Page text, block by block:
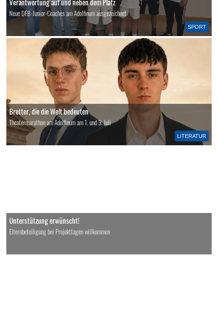
SPORT
Verantwortung auf und neben dem Platz
Neue DFB-Junior-Coaches am Adolfinum ausgezeichnet
LITERATUR
Bretter, die die Welt bedeuten
Theatermarathon am Adolfinum am 1. und 3. Juli
Unterstützung erwünscht!
Elternbeteiligung bei Projekttagen willkommen